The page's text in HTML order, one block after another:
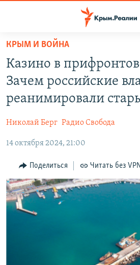
Вернуться
основному
содержанию
главной
Вернутся
поиску
11 ЛЕТ ОККУПАЦИИ КРЫМА. 11
ЕЩЕ
ИНТЕРАКТИВ
ИНФОГРАФИКА
ТЕЛЕПРОЕКТ КРЫМ.РЕАЛИИ
СОВЕТЫ ПРАВОЗАЩИТНИКОВ
РАДІО СВОБОДА
КАК ОБОЙТИ БЛОКИРОВКУ
Українською
Qırımtatar
КРЫМ И ВОЙНА
Казино в
Зачем российские
реанимировали
Николай Берг Радио Свобода
14 октября 2024, 21:00
Поделиться Читать без VPN